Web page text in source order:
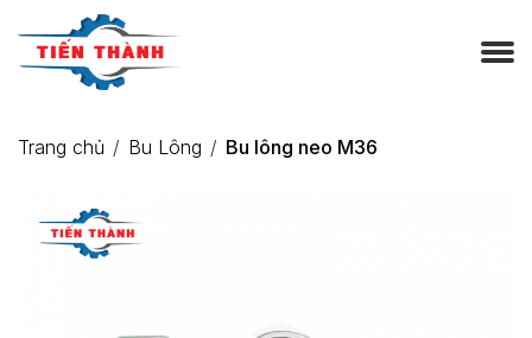
Trang chủ Bu Lông Bu lông neo M36